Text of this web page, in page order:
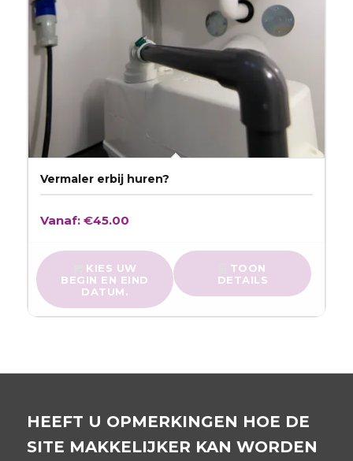
Vermaler erbij huren?
Vanaf: €45.00
KIES UW
BEGIN EN EIND
DATUM.
TOON
DETAILS
HEEFT U OPMERKINGEN HOE DE
SITE MAKKELIJKER KAN WORDEN